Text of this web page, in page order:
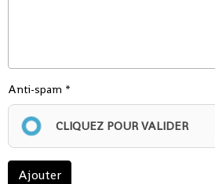
Anti-spam
CLIQUEZ POUR VALIDER
Ajouter